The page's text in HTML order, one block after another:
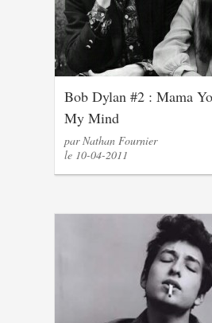
Bob Dylan #2 : Mama
My Mind
par Nathan Fournier
le 10-04-2011